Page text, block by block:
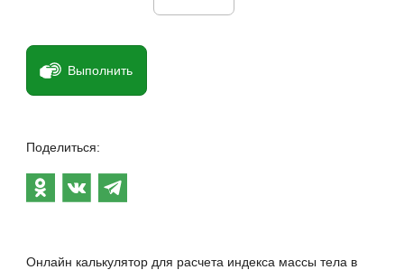
Выполнить
Поделиться:
Онлайн калькулятор для расчета индекса массы тела в